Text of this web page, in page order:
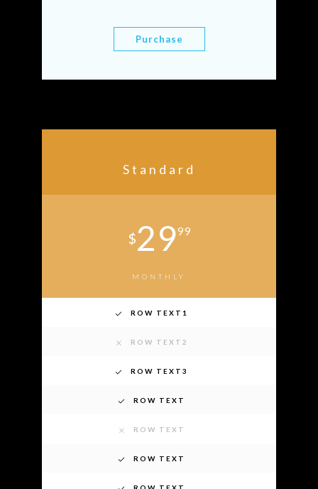
Purchase
Standard
$2999
MONTHLY
ROW TEXT1
ROW TEXT2
ROW TEXT3
ROW TEXT
ROW TEXT
ROW TEXT